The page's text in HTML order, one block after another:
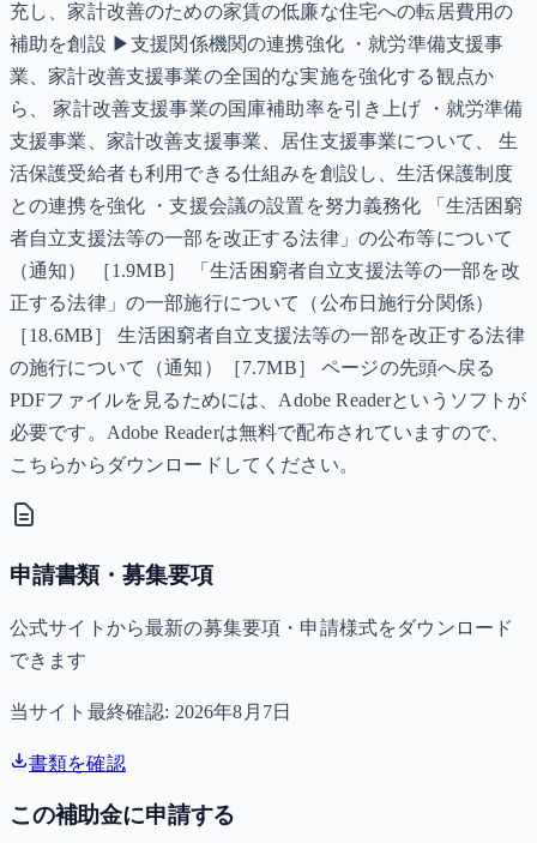
充し、家計改善のための家賃の低廉な住宅への転居費用の
補助を創設 ▶支援関係機関の連携強化 ・就労準備支援事
業、家計改善支援事業の全国的な実施を強化する観点か
ら、 家計改善支援事業の国庫補助率を引き上げ ・就労準備
支援事業、家計改善支援事業、居住支援事業について、 生
活保護受給者も利用できる仕組みを創設し、生活保護制度
との連携を強化 ・支援会議の設置を努力義務化 「生活困窮
者自立支援法等の一部を改正する法律」の公布等について
（通知） ［1.9MB］ 「生活困窮者自立支援法等の一部を改
正する法律」の一部施行について（公布日施行分関係）
［18.6MB］ 生活困窮者自立支援法等の一部を改正する法律
の施行について（通知）［7.7MB］ ページの先頭へ戻る
PDFファイルを見るためには、Adobe Readerというソフトが
必要です。Adobe Readerは無料で配布されていますので、
こちらからダウンロードしてください。
申請書類・募集要項
公式サイトから最新の募集要項・申請様式をダウンロード
できます
当サイト最終確認: 2026年8月7日
書類を確認
この補助金に申請する